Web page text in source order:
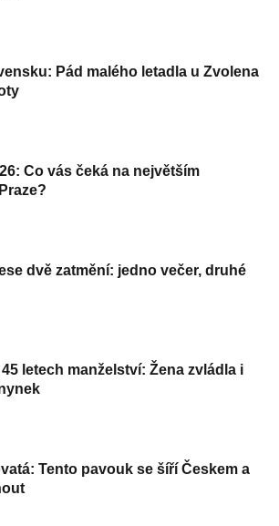
Pád malého letadla u Zvolena
Co vás čeká na největším
dvě zatmění: jedno večer, druhé
letech manželství: Žena zvládla i
Tento pavouk se šíří Českem a